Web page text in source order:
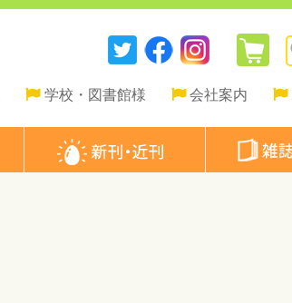
学校・図書館様 会社案内